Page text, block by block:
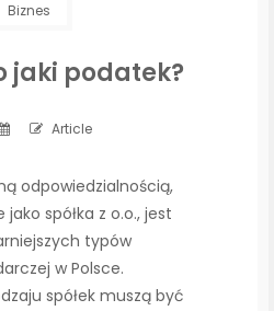
Biznes
jaki podatek?
Article
odpowiedzialnością,
spółka z o.o., jest
typów
w Polsce.
spółek muszą być